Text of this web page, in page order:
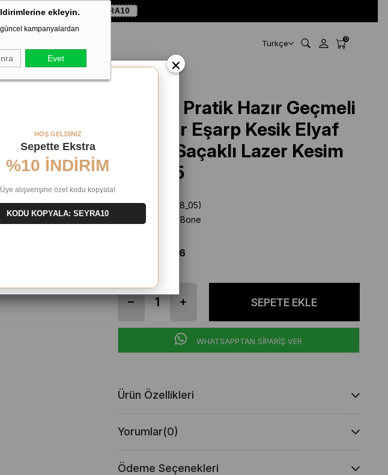
ekleyin.
kampanyalardan
Evet
HEDİYE ÇEKİ! KOD: SEYRA10
Türkçe 0
Saçaklı Lazer Kesim 1818_05
Kiremit Pratik Hazır Geçmeli
Tesettür Eşarp Kesik Elyaf
Piliseli Saçaklı Lazer Kesim
1818_05
Stok Kodu
(1818_05)
: Hürrem Bone
$ 15.96
WHATSAPPTAN SİPARİŞ VER
Ürün Özellikleri
Yorumlar(0)
Ödeme Seçenekleri
×
HOŞ GELDİNİZ
Sepette Ekstra
%10 İNDİRİM
Üye alışverişine özel kodu kopyala!
KODU KOPYALA: SEYRA10